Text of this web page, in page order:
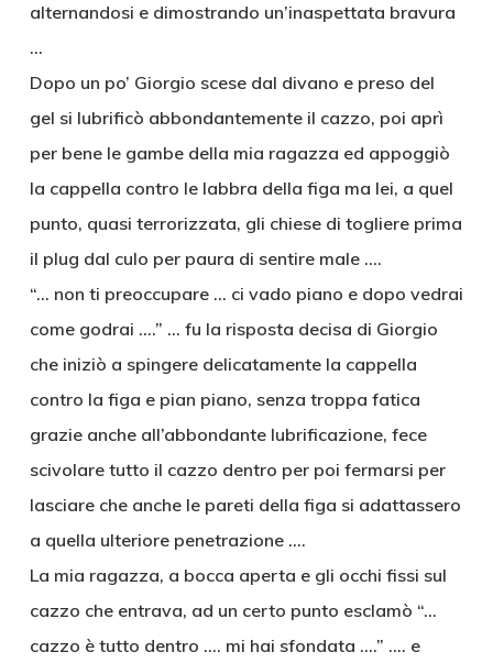
alternandosi e dimostrando un’inaspettata bravura
…
Dopo un po’ Giorgio scese dal divano e preso del
gel si lubrificò abbondantemente il cazzo, poi aprì
per bene le gambe della mia ragazza ed appoggiò
la cappella contro le labbra della figa ma lei, a quel
punto, quasi terrorizzata, gli chiese di togliere prima
il plug dal culo per paura di sentire male ….
“… non ti preoccupare … ci vado piano e dopo vedrai
come godrai ….” … fu la risposta decisa di Giorgio
che iniziò a spingere delicatamente la cappella
contro la figa e pian piano, senza troppa fatica
grazie anche all’abbondante lubrificazione, fece
scivolare tutto il cazzo dentro per poi fermarsi per
lasciare che anche le pareti della figa si adattassero
a quella ulteriore penetrazione ….
La mia ragazza, a bocca aperta e gli occhi fissi sul
cazzo che entrava, ad un certo punto esclamò “…
cazzo è tutto dentro …. mi hai sfondata ….” …. e